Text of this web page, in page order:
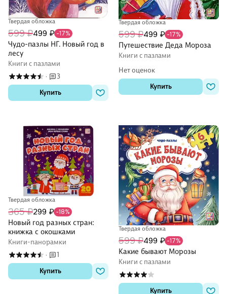
Твердая обложка
599 ₽499 ₽ -17%
Чудо-пазлы НГ. Новый год в
лесу
Книги с пазлами
·
3
Купить
Твердая обложка
599 ₽499 ₽ -17%
Путешествие Деда Мороза
Книги с пазлами
Нет оценок
Купить
Твердая обложка
365 ₽299 ₽ -18%
Новый год разных стран:
книжка с окошками
Книги-панорамки
·
1
Купить
Твердая обложка
599 ₽499 ₽ -17%
Какие бывают Морозы
Книги с пазлами
Купить